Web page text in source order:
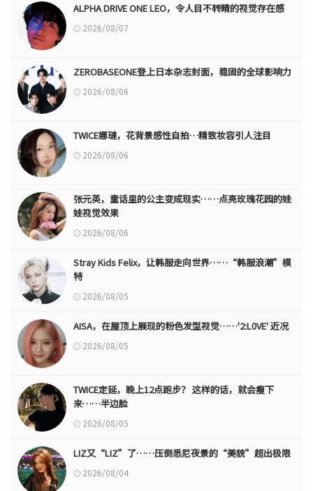
ALPHA DRIVE ONE LEO，令人目不转睛的视觉存在感
2026/08/07
ZEROBASEONE登上日本杂志封面，稳固的全球影响力
2026/08/06
TWICE娜璉，花背景感性自拍…精致妆容引人注目
2026/08/06
张元英，童话里的公主变成现实……点亮玫瑰花园的娃
娃视觉效果
2026/08/06
Stray Kids Felix，让韩服走向世界……“韩服浪潮”模
特
2026/08/05
AISA，在屋顶上展现的粉色发型视觉……'2:L0VE' 近况
2026/08/05
TWICE定延，晚上12点跑步？ 这样的话，就会瘦下
来……半边脸
2026/08/05
LIZ又“LIZ”了……压倒悉尼夜景的“美貌”超出极限
2026/08/04